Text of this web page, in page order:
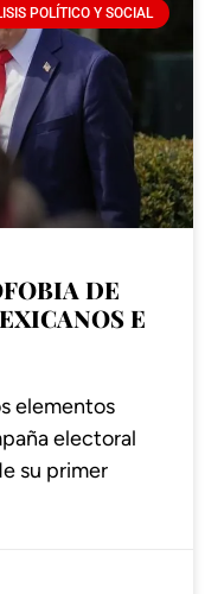
POLÍTICO Y SOCIAL
DE
E
elementos
electoral
su primer